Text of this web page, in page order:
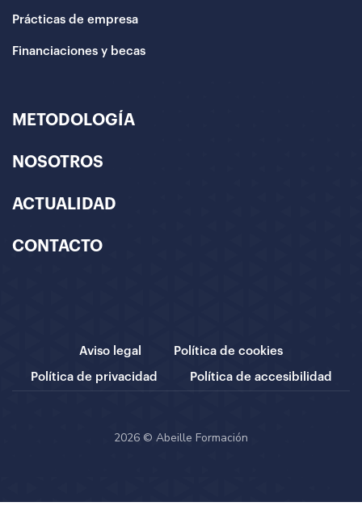
Prácticas de empresa
Financiaciones y becas
METODOLOGÍA
NOSOTROS
ACTUALIDAD
CONTACTO
Aviso legal Política de cookies
Política de privacidad Política de accesibilidad
2026 © Abeille Formación